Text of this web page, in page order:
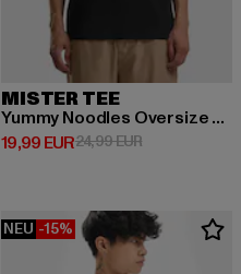
MISTER TEE
Yummy Noodles Oversize Tee
19,99 EUR
Derzeitiger Preis: 19,99 EUR
24,99 EURAktionspreis:
NEU -15%